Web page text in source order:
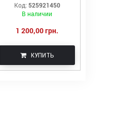
Код: 525921450
В наличии
1 200,00 грн.
КУПИТЬ